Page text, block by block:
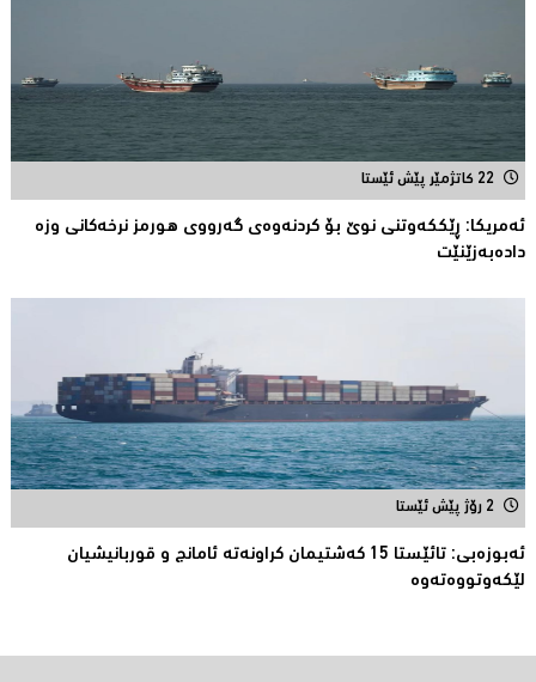
22 کاتژمێر پێش ئێستا
ئەمریكا: ڕێککەوتنى نوێ بۆ كردنەوەی گەرووی هورمز نرخەكانی وزە
دادەبەزێنێت
2 رۆژ پێش ئێستا
ئەبوزەبی: تائێستا 15 كەشتیمان كراونەتە ئامانج و قوربانیشیان
لێكەوتووەتەوە